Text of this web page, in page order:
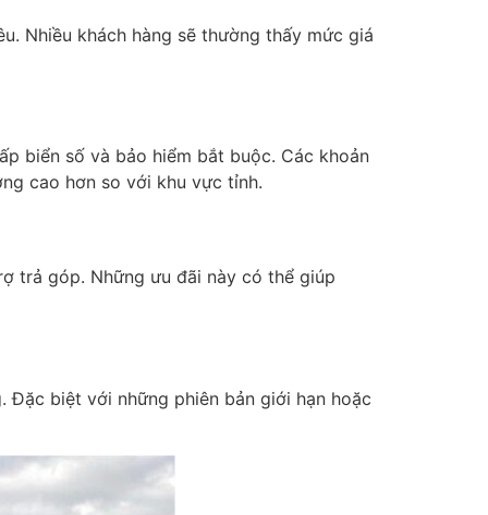
Nhiều khách hàng sẽ thường thấy mức giá
biển số và bảo hiểm bắt buộc. Các khoản
cao hơn so với khu vực tỉnh.
trả góp. Những ưu đãi này có thể giúp
biệt với những phiên bản giới hạn hoặc